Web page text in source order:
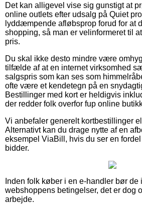
Det kan alligevel vise sig gunstigt at
online outlets efter udsalg på Quiet
lyddæmpende afløbsprop forud for at
shopping, så man er velinformeret til
pris.
Du skal ikke desto mindre være
tilfælde af at en internet virksomhed
salgspris som kan ses som
ofte være et kendetegn på en
Bestillinger med kort er heldigvis
der redder folk overfor fup online
Vi anbefaler generelt kortbestillinger
Alternativt kan du drage nytte af en
eksempel ViaBill, hvis du ser en
bidder.
Inden folk køber i en e-handler bør
webshoppens betingelser, det er dog
arbejde.